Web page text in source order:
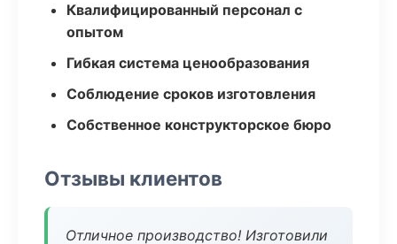
Квалифицированный персонал с
опытом
Гибкая система ценообразования
Соблюдение сроков изготовления
Собственное конструкторское бюро
Отзывы клиентов
Отличное производство! Изготовили